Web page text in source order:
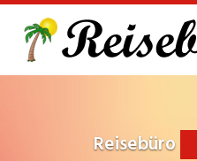
main
Reisebüro